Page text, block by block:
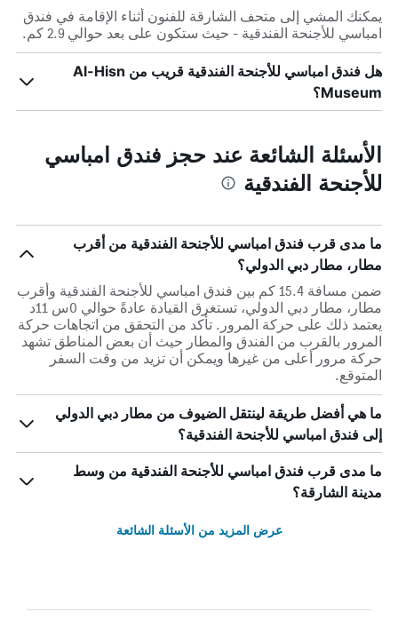
يمكنك المشي إلى متحف الشارقة للفنون أثناء الإقامة في فندق
امباسي للأجنحة الفندقية - حيث ستكون على بعد حوالي 2.9 كم.
هل فندق امباسي للأجنحة الفندقية قريب من Al-Hisn
Museum؟
الأسئلة الشائعة عند حجز فندق امباسي
للأجنحة الفندقية
ما مدى قرب فندق امباسي للأجنحة الفندقية من أقرب
مطار، مطار دبي الدولي؟
ضمن مسافة 15.4 كم بين فندق امباسي للأجنحة الفندقية وأقرب
مطار، مطار دبي الدولي، تستغرق القيادة عادةً حوالي 0س 11د
يعتمد ذلك على حركة المرور. تأكد من التحقق من اتجاهات حركة
المرور بالقرب من الفندق والمطار حيث أن بعض المناطق تشهد
حركة مرور أعلى من غيرها ويمكن أن تزيد من وقت السفر
المتوقع.
ما هي أفضل طريقة لينتقل الضيوف من مطار دبي الدولي
إلى فندق امباسي للأجنحة الفندقية؟
ما مدى قرب فندق امباسي للأجنحة الفندقية من وسط
مدينة الشارقة؟
عرض المزيد من الأسئلة الشائعة